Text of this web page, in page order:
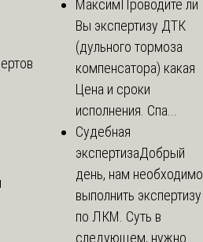
МаксимПроводите ли
Вы экспертизу ДТК
(дульного тормоза
компенсатора) какая
Цена и сроки
исполнения. Спа...
Судебная
экспертизаДобрый
день, нам необходимо
выполнить экспертизу
по ЛКМ. Суть в
следующем, нужно